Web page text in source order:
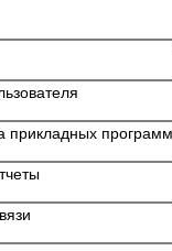
прикладных программ